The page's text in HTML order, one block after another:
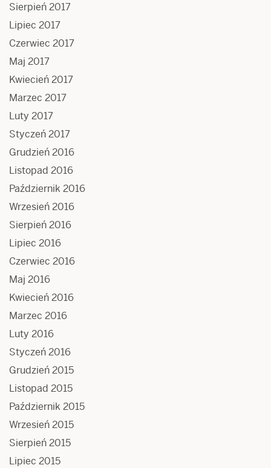
Sierpień 2017
Lipiec 2017
Czerwiec 2017
Maj 2017
Kwiecień 2017
Marzec 2017
Luty 2017
Styczeń 2017
Grudzień 2016
Listopad 2016
Październik 2016
Wrzesień 2016
Sierpień 2016
Lipiec 2016
Czerwiec 2016
Maj 2016
Kwiecień 2016
Marzec 2016
Luty 2016
Styczeń 2016
Grudzień 2015
Listopad 2015
Październik 2015
Wrzesień 2015
Sierpień 2015
Lipiec 2015